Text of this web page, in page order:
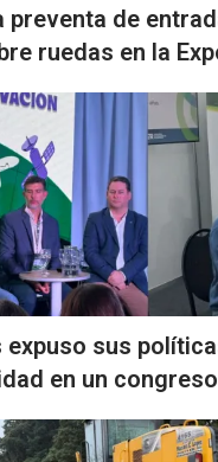
preventa de
ruedas en la
expuso sus
en un